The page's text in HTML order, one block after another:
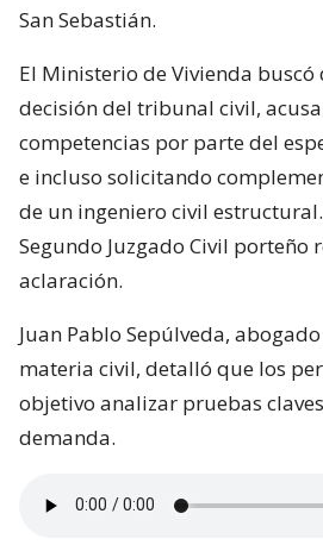
San Sebastián.
El Ministerio de Vivienda buscó
decisión del tribunal civil,
competencias por parte del
e incluso solicitando
de un ingeniero civil
Segundo Juzgado Civil porteño
aclaración.
Juan Pablo Sepúlveda,
materia civil, detalló que los
objetivo analizar pruebas
demanda.